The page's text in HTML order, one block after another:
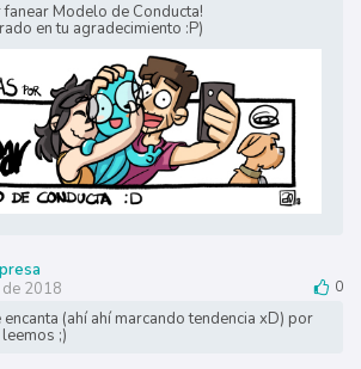
fanear Modelo de Conducta!
en tu agradecimiento :P)
de 2018
0
encanta (ahí ahí marcando tendencia xD) por
;)